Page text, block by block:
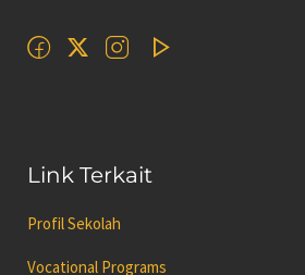
Link Terkait
Profil Sekolah
Vocational Programs